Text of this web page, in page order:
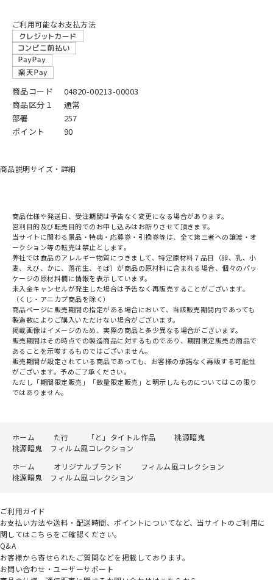
ご利用可能なお支払方法
商品コード
04820-00213-00003
商品区分１
通常
部署
257
ポイント
90
商品説明サイズ・詳細
商品仕様や発送日、受注期間は予告なく変更になる場合があります。
営利目的及び転売目的でのお申し込みはお断りさせて頂きます。
当サイトに関わる景品・特典・応募券・引換券等は、全て第三者への譲渡・オ
ークション等の転売は禁止とします。
弊社では食品のアレルギー物質につきまして、特定原材料７品目（卵、乳、小
麦、えび、かに、落花生、そば）が商品の原材料に含まれる場合、個々のパッ
ケージの原材料欄に情報を表示しています。
未入金キャンセルが発生した場合は予告なく再販売することがございます。
（くじ・アニカプ商品を除く）
商品ページに販売期間の指定がある場合において、当該販売期間内であっても
製造数によりご購入いただけない場合がございます。
掲載画像はイメージのため、実際の商品と多少異なる場合がございます。
販売期間はその時点での製造商品に対するものであり、期間限定販売の商品で
あることを示唆するものではございません。
販売期間が設定されている商品であっても、お客様の承諾なく再販する可能性
がございます。予めご了承ください。
ただし「期間限定販売」「数量限定販売」と明示したものについてはこの限り
ではありません。
ホーム た行 「と」タイトル作品
桃源暗鬼
桃源暗鬼 フィルム風コレクション
ホーム
オリジナルブランド
フィルム風コレクション
桃源暗鬼 フィルム風コレクション
ご利用ガイド
お支払い方法や送料・配送時間、ポイントについてなど、当サイトのご利用に
関してはこちらをご確認ください。
Q&A
お客様から寄せられたご質問などを掲載しております。
お問い合わせ・ユーザーサポート